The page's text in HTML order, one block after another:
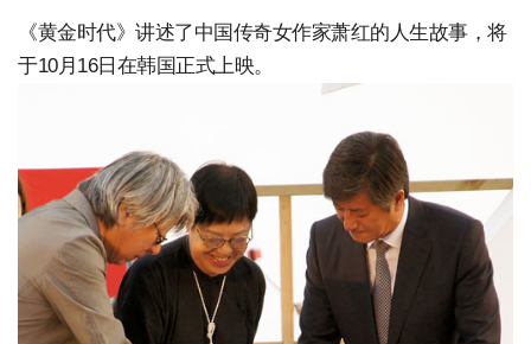
《黄金时代》讲述了中国传奇女作家萧红的人生故事，将
于10月16日在韩国正式上映。